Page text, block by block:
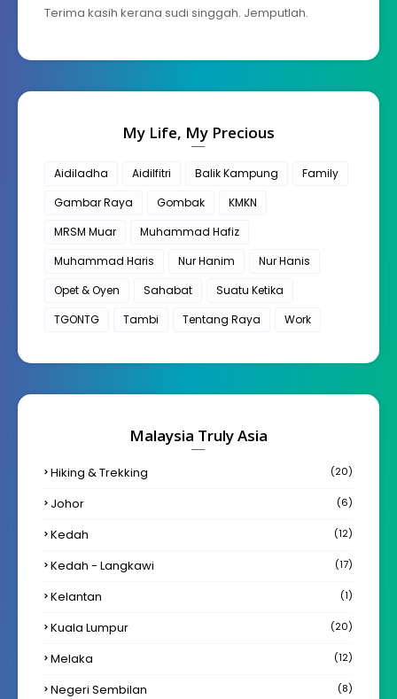
Terima kasih kerana sudi singgah. Jemputlah.
My Life, My Precious
Aidiladha Aidilfitri Balik Kampung
Family
Gambar Raya
Gombak
KMKN
MRSM Muar
Muhammad Hafiz
Muhammad Haris
Nur Hanim
Nur Hanis
Opet & Oyen
Sahabat
Suatu Ketika
TGONTG
Tambi Tentang Raya Work
Malaysia Truly Asia
Hiking & Trekking (20)
Johor (6)
Kedah (12)
Kedah - Langkawi (17)
Kelantan (1)
Kuala Lumpur (20)
Melaka (12)
Negeri Sembilan (8)